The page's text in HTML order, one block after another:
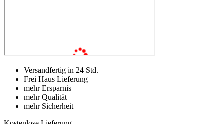
Versandfertig in 24 Std.
Frei Haus Lieferung
mehr Ersparnis
mehr Qualität
mehr Sicherheit